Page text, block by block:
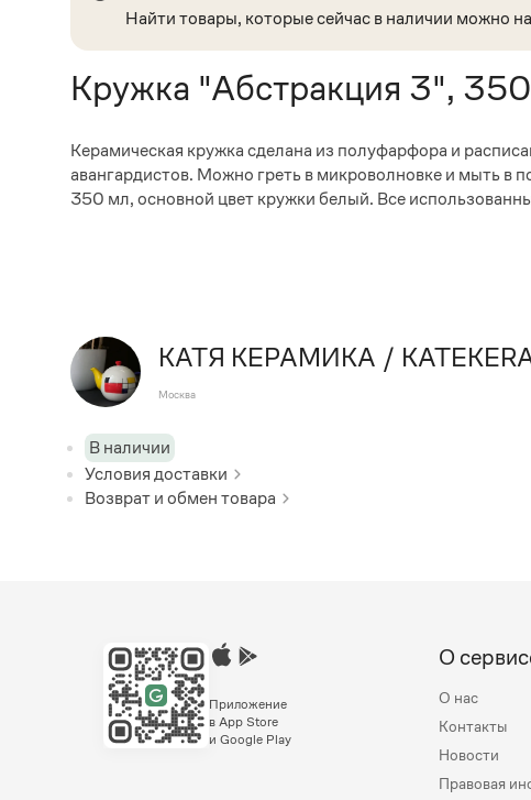
Найти товары, которые сейчас в наличии можно
Кружка "Абстракция 3",
Керамическая кружка сделана из полуфарфора и
авангардистов. Можно греть в микроволновке и мыть в
350 мл, основной цвет кружки белый. Все
КАТЯ КЕРАМИКА /
Москва
В наличии
Условия доставки
Возврат и обмен товара
Приложение
в App Store
и Google Play
О
О нас
Контакты
Новости
Правовая